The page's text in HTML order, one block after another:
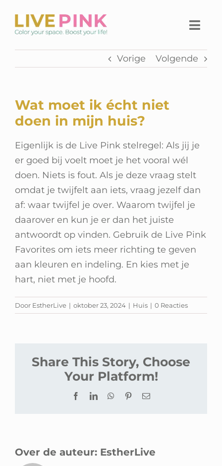
naar
inhoud
Live Pink Platform
SHOP
Over Live Pink
Contact
Vorige Volgende
Wat moet ik écht niet
doen in mijn huis?
Eigenlijk is de Live Pink stelregel: Als jij je
er goed bij voelt moet je het vooral wél
doen. Niets is fout. Als je deze vraag stelt
omdat je twijfelt aan iets, vraag jezelf dan
af: waar twijfel je over. Waarom twijfel je
daarover en kun je er dan het juiste
antwoordt op vinden. Gebruik de Live Pink
Favorites om iets meer richting te geven
aan kleuren en indeling. En kies met je
hart, niet met je hoofd.
Door EstherLive | oktober 23, 2024 | Huis | 0 Reacties
Share This Story, Choose
Your Platform!
FacebookLinkedInWhatsApp
Pinterest
E-
Over de auteur: EstherLive